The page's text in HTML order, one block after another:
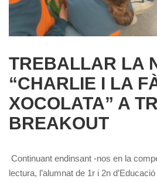
TREBALLAR LA
“CHARLIE I LA
XOCOLATA” A
BREAKOUT
Continuant endinsant -nos en la
lectura, l’alumnat de 1r i 2n